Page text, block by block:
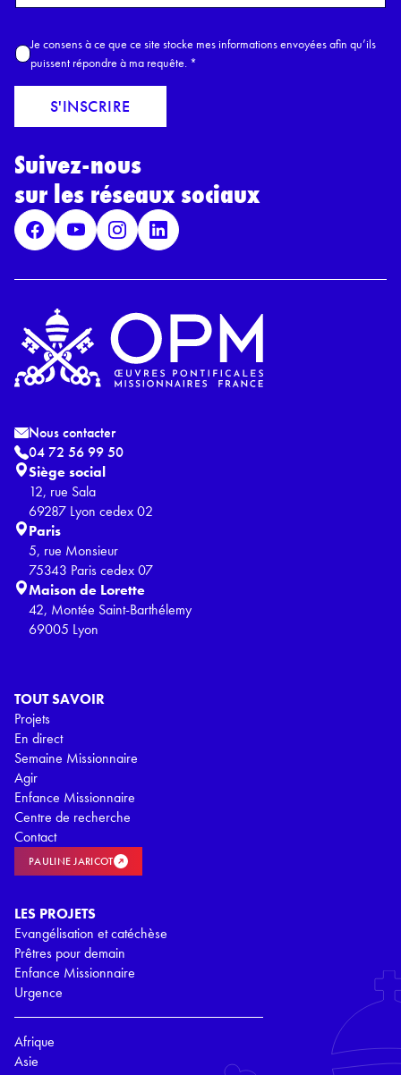
o
E
a
l
A
c
c
R
P
D
*
Je consens à ce que ce site stocke mes informations envoyées afin qu’ils
puissent répondre à ma requête. *
S'INSCRIRE
Suivez-nous
sur les réseaux sociaux
TOUT SAVOIR
Projets
En direct
Semaine Missionnaire
Agir
Enfance Missionnaire
Centre de recherche
Contact
PAULINE JARICOT
LES PROJETS
Evangélisation et catéchèse
Prêtres pour demain
Enfance Missionnaire
Urgence
Afrique
Asie
Nous contacter
04 72 56 99 50
Siège social
12, rue Sala
69287 Lyon cedex 02
Paris
5, rue Monsieur
75343 Paris cedex 07
Maison de Lorette
42, Montée Saint-Barthélemy
69005 Lyon